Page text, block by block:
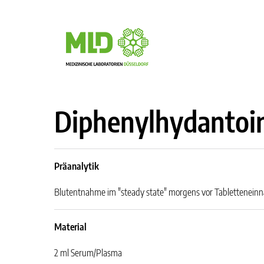
Präanalytik
Blutentnahme im "steady state" morgens vor
Material
2 ml Serum/Plasma